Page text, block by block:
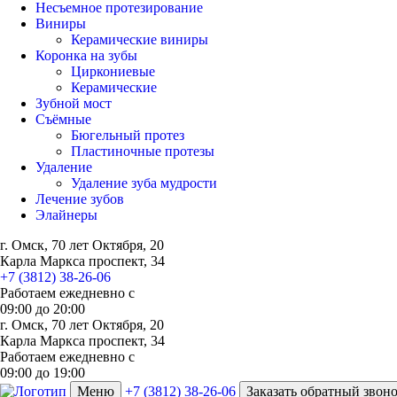
Несъемное протезирование
Виниры
Керамические виниры
Коронка на зубы
Циркониевые
Керамические
Зубной мост
Съёмные
Бюгельный протез
Пластиночные протезы
Удаление
Удаление зуба мудрости
Лечение зубов
Элайнеры
г. Омск, 70 лет Октября, 20
Карла Маркса проспект, 34
+7 (3812) 38-26-06
Работаем ежедневно с
09:00 до 20:00
г. Омск, 70 лет Октября, 20
Карла Маркса проспект, 34
Работаем ежедневно с
09:00 до 19:00
Меню
+7 (3812) 38-26-06 Заказать обратный